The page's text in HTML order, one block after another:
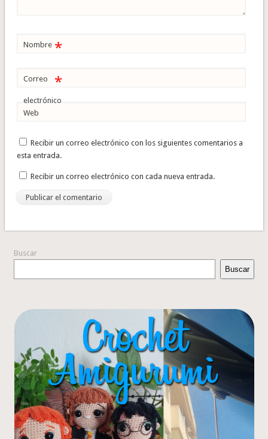
Nombre *
Correo
electrónico
*
Web
Recibir un correo electrónico con los siguientes comentarios a
esta entrada.
Recibir un correo electrónico con cada nueva entrada.
Buscar
Buscar